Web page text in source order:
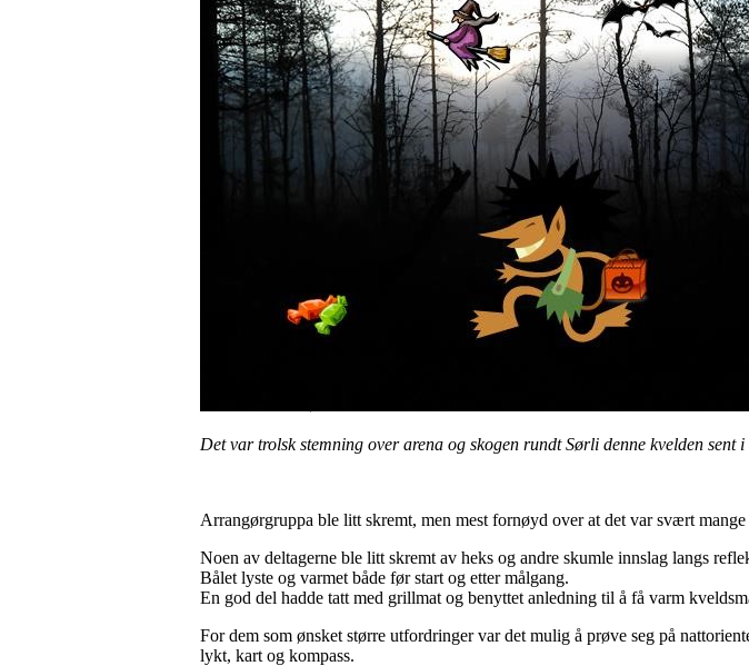
Det var trolsk stemning over arena og skogen rundt Sørli denne kvelden sent i
Arrangørgruppa ble litt skremt, men mest fornøyd over at det var svært
Noen av deltagerne ble litt skremt av heks og andre skumle innslag langs
Bålet lyste og varmet både før start og etter målgang.
En god del hadde tatt med grillmat og benyttet anledning til å få varm
For dem som ønsket større utfordringer var det mulig å prøve seg på
lykt, kart og kompass.